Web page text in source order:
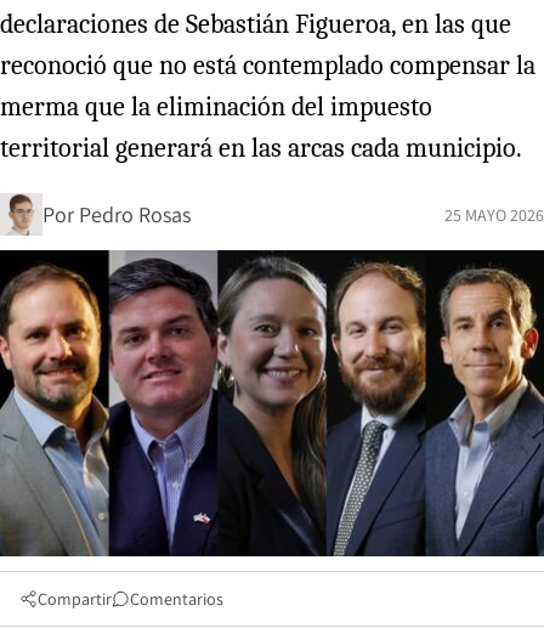
declaraciones de Sebastián Figueroa, en las que
reconoció que no está contemplado compensar la
merma que la eliminación del impuesto
territorial generará en las arcas cada municipio.
Por Pedro Rosas 25 MAYO 2026
Compartir Comentarios